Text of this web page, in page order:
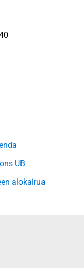
UB
alokairua